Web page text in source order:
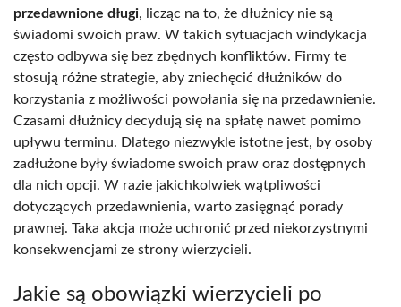
przedawnione długi, licząc na to, że dłużnicy nie są
świadomi swoich praw. W takich sytuacjach windykacja
często odbywa się bez zbędnych konfliktów. Firmy te
stosują różne strategie, aby zniechęcić dłużników do
korzystania z możliwości powołania się na przedawnienie.
Czasami dłużnicy decydują się na spłatę nawet pomimo
upływu terminu. Dlatego niezwykle istotne jest, by osoby
zadłużone były świadome swoich praw oraz dostępnych
dla nich opcji. W razie jakichkolwiek wątpliwości
dotyczących przedawnienia, warto zasięgnąć porady
prawnej. Taka akcja może uchronić przed niekorzystnymi
konsekwencjami ze strony wierzycieli.
Jakie są obowiązki wierzycieli po